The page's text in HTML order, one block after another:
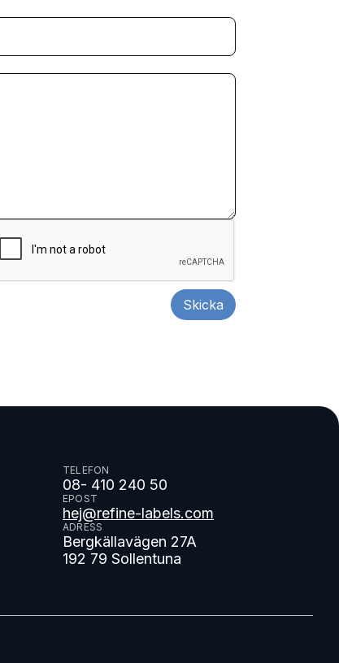
TELEFON
08- 410 240 50
EPOST
hej@refine-labels.com
ADRESS
Bergkällavägen 27A
192 79 Sollentuna